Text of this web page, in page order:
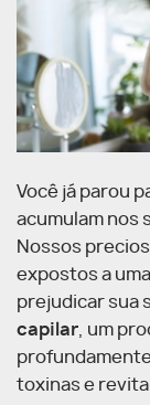
Você já parou
acumulam nos
Nossos
expostos a
prejudicar sua
capilar, um
toxinas e